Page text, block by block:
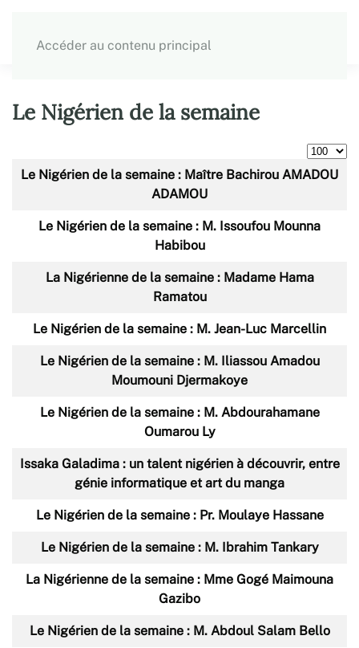
Accéder au contenu principal
Le Nigérien de la semaine
Afficher
Articles
Titre
Le Nigérien de la semaine : Maître Bachirou AMADOU
ADAMOU
Le Nigérien de la semaine : M. Issoufou Mounna
Habibou
La Nigérienne de la semaine : Madame Hama
Ramatou
Le Nigérien de la semaine : M. Jean-Luc Marcellin
Le Nigérien de la semaine : M. Iliassou Amadou
Moumouni Djermakoye
Le Nigérien de la semaine : M. Abdourahamane
Oumarou Ly
Issaka Galadima : un talent nigérien à découvrir, entre
génie informatique et art du manga
Le Nigérien de la semaine : Pr. Moulaye Hassane
Le Nigérien de la semaine : M. Ibrahim Tankary
La Nigérienne de la semaine : Mme Gogé Maimouna
Gazibo
Le Nigérien de la semaine : M. Abdoul Salam Bello